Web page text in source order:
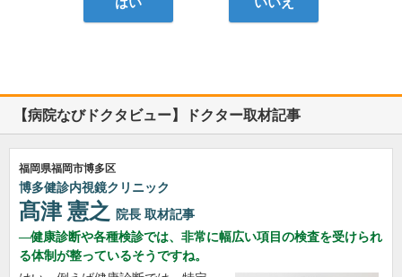
【病院なびドクタビュー】ドクター取材記事
福岡県福岡市博多区
博多健診内視鏡クリニック
髙津 憲之 院長 取材記事
健康診断や各種検診では、非常に幅広い項目の検査を受けられ
る体制が整っているそうですね。